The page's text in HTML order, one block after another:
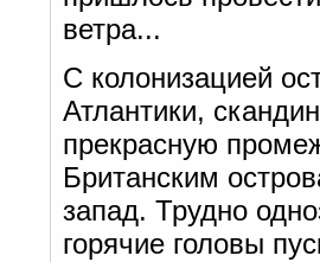
ветра...
С колонизацией
Атлантики,
прекрасную
Британским
запад. Трудно
горячие головы